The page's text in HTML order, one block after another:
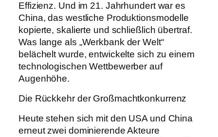
Effizienz. Und im 21. Jahrhundert war es
China, das westliche Produktionsmodelle
kopierte, skalierte und schließlich übertraf.
Was lange als „Werkbank der Welt“
belächelt wurde, entwickelte sich zu einem
technologischen Wettbewerber auf
Augenhöhe.
Die Rückkehr der Großmachtkonkurrenz
Heute stehen sich mit den USA und China
erneut zwei dominierende Akteure